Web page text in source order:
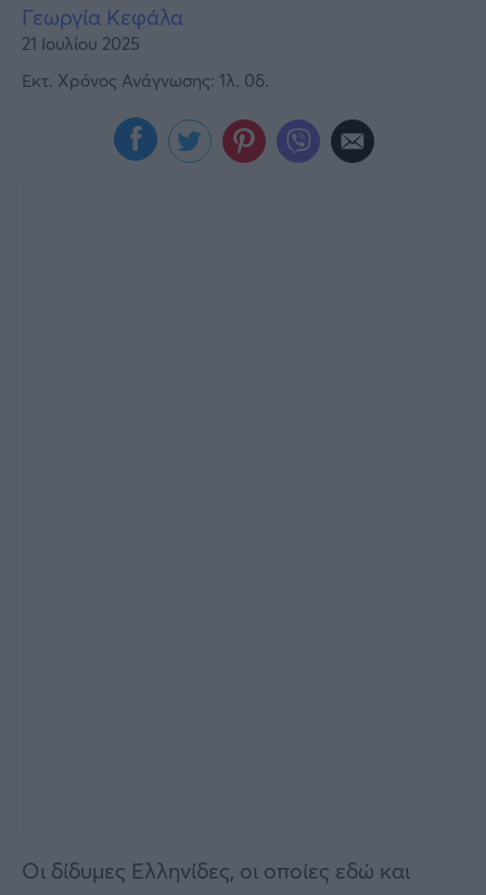
Viral
Κουζίνα
Γεωργία Κεφάλα
21 Ιουλίου 2025
Εκτ. Χρόνος Ανάγνωσης: 1λ. 0δ.
Οι δίδυμες Ελληνίδες, οι οποίες εδώ και